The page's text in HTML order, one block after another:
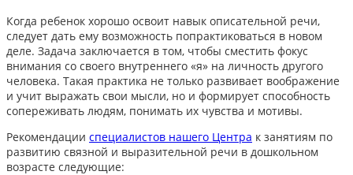
Когда ребенок хорошо освоит навык описательной речи,
следует дать ему возможность попрактиковаться в новом
деле. Задача заключается в том, чтобы сместить фокус
внимания со своего внутреннего «я» на личность другого
человека. Такая практика не только развивает воображение
и учит выражать свои мысли, но и формирует способность
сопереживать людям, понимать их чувства и мотивы.
Рекомендации специалистов нашего Центра к занятиям по
развитию связной и выразительной речи в дошкольном
возрасте следующие: